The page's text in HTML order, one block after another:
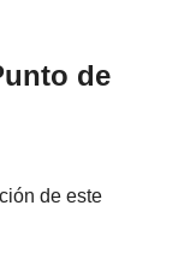
de
de este